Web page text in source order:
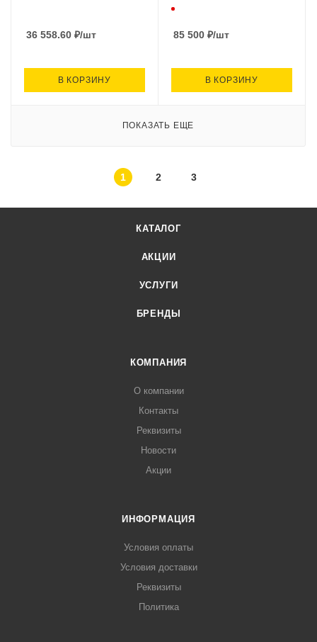
36 558.60 ₽/шт
В КОРЗИНУ
t=+1..+12, 697х620х2030,
85 500 ₽/шт
В КОРЗИНУ
ПОКАЗАТЬ ЕЩЕ
1 2 3
КАТАЛОГ
АКЦИИ
УСЛУГИ
БРЕНДЫ
КОМПАНИЯ
О компании
Контакты
Реквизиты
Новости
Акции
ИНФОРМАЦИЯ
Условия оплаты
Условия доставки
Реквизиты
Политика